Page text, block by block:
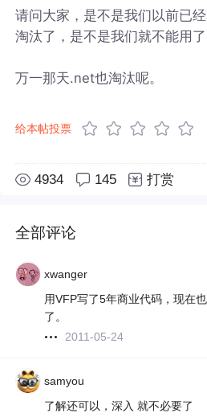
请问大家，是不是我们以前已
淘汰了，是不是我们就不能用了
万一那天.net也淘汰呢。
给本帖投票
4934 145 打赏
全部评论
xwanger
用VFP写了5年商业代码，现在
了。
2011-05-24
samyou
了解还可以，深入 就不必要了